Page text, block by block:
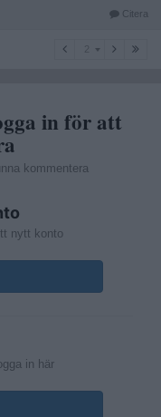
Citera
in för att
kommentera
nytt konto
in här